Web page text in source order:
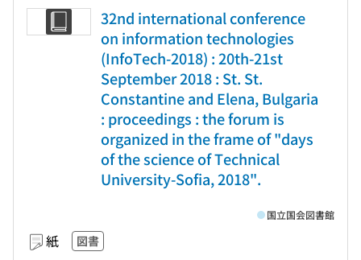
32nd international conference
on information technologies
(InfoTech-2018) : 20th-21st
September 2018 : St. St.
Constantine and Elena, Bulgaria
: proceedings : the forum is
organized in the frame of "days
of the science of Technical
University-Sofia, 2018".
紙 図書
国立国会図書館